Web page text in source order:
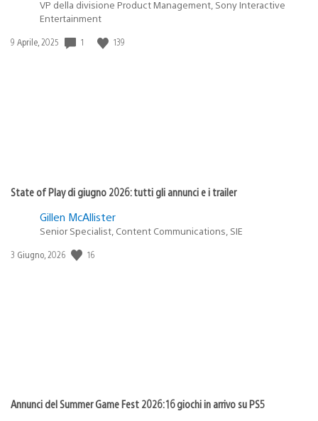
VP della divisione Product Management, Sony Interactive
Entertainment
Data
9 Aprile, 2025 1 139
State of Play di giugno 2026: tutti gli annunci e i trailer
Gillen McAllister
Senior Specialist, Content Communications, SIE
Data
3 Giugno, 2026 16
Annunci del Summer Game Fest 2026: 16 giochi in arrivo su PS5